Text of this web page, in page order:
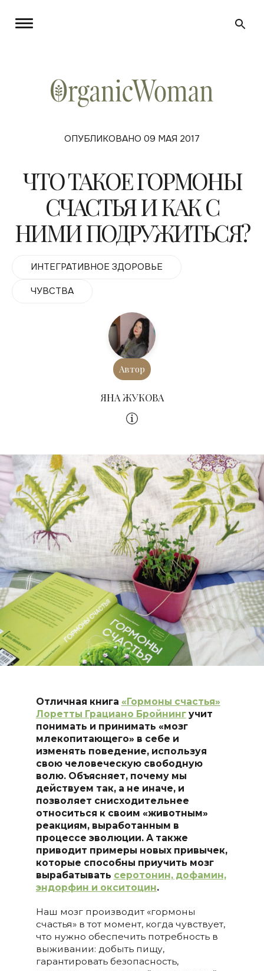
ОПУБЛИКОВАНО 09 МАЯ 2017
ЧТО ТАКОЕ ГОРМОНЫ
СЧАСТЬЯ И КАК С
НИМИ ПОДРУЖИТЬСЯ?
ИНТЕГРАТИВНОЕ ЗДОРОВЬЕ
ЧУВСТВА
Автор
ЯНА ЖУКОВА
Отличная книга «Гормоны счастья»
Лоретты Грациано Бройнингучит
понимать и принимать «мозг
млекопитающего» в себе и
изменять поведение, используя
свою человеческую свободную
волю. Объясняет, почему мы
действуем так, а не иначе, и
позволяет снисходительнее
относиться к своим «животным»
реакциям, выработанным в
процессе эволюции. А также
приводит примеры новых привычек,
которые способны приучить мозг
вырабатывать серотонин, дофамин,
эндорфин и окситоцин.
Наш мозг производит «гормоны
счастья» в тот момент, когда чувствует,
что нужно обеспечить потребность в
выживании: добыть пищу,
гарантировать безопасность,